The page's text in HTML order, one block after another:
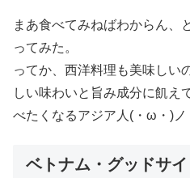
まあ食べてみねばわからん、
ってみた。
ってか、西洋料理も美味しい
しい味わいと旨み成分に飢え
べたくなるアジア人(・ω・)ノ
ベトナム・グッドサイ